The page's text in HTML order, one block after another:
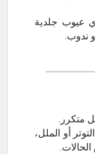
عيوب جلدية
ندوب.
متكرر.
أو الملل،